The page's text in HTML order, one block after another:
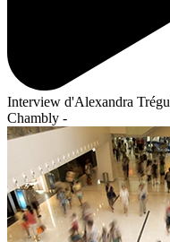
Interview d'Alexandra
Chambly -